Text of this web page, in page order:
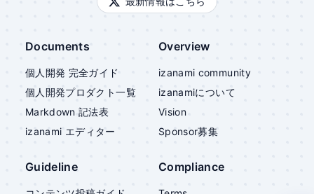
Documents
個人開発 完全ガイド
個人開発プロダクト一覧
Markdown 記法表
izanami エディター
Overview
izanami community
izanamiについて
Vision
Sponsor募集
Guideline Compliance